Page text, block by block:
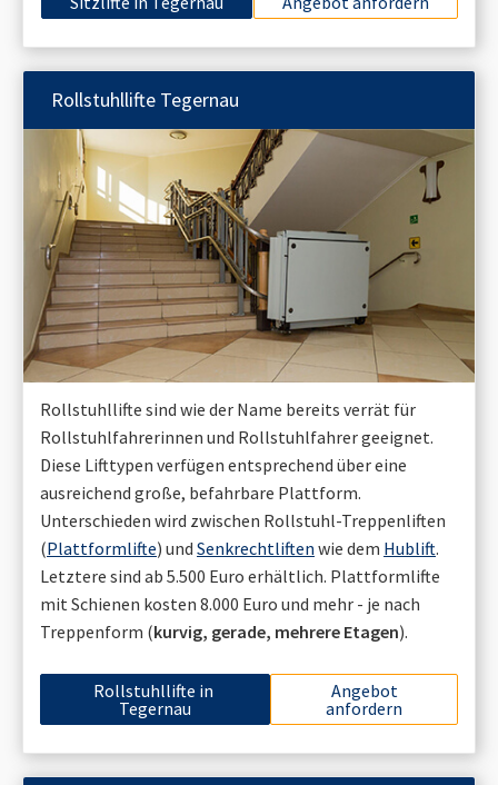
Rollstuhllifte Tegernau
Rollstuhllifte sind wie der Name bereits verrät für
Rollstuhlfahrerinnen und Rollstuhlfahrer geeignet.
Diese Lifttypen verfügen entsprechend über eine
ausreichend große, befahrbare Plattform.
Unterschieden wird zwischen Rollstuhl-Treppenliften
(Plattformlifte) und Senkrechtliften wie dem Hublift.
Letztere sind ab 5.500 Euro erhältlich. Plattformlifte
mit Schienen kosten 8.000 Euro und mehr - je nach
Treppenform (kurvig, gerade, mehrere Etagen).
Rollstuhllifte in
Tegernau
Angebot
anfordern